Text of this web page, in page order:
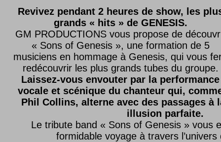
Revivez pendant 2 heures de show, les
grands « hits » de GENESIS.
GM PRODUCTIONS vous propose de
« Sons of Genesis », une formation de 5
musiciens en hommage à Genesis, qui vous
redécouvrir les plus grands tubes du groupe.
Laissez-vous envouter par la performance
vocale et scénique du chanteur qui,
Phil Collins, alterne avec des passages à
illusion parfaite.
Le tribute band « Sons of Genesis » vous
formidable voyage à travers l’univers